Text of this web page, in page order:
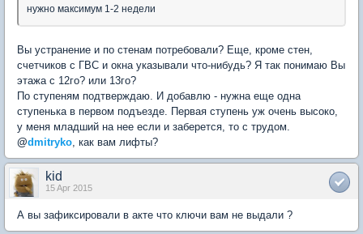
нужно максимум 1-2 недели
Вы устранение и по стенам потребовали? Еще, кроме стен,
счетчиков с ГВС и окна указывали что-нибудь? Я так понимаю Вы
этажа с 12го? или 13го?
По ступеням подтверждаю. И добавлю - нужна еще одна
ступенька в первом подъезде. Первая ступень уж очень высоко,
у меня младший на нее если и заберется, то с трудом.
@dmitryko , как вам лифты?
kid
15 Apr 2015
А вы зафиксировали в акте что ключи вам не выдали ?